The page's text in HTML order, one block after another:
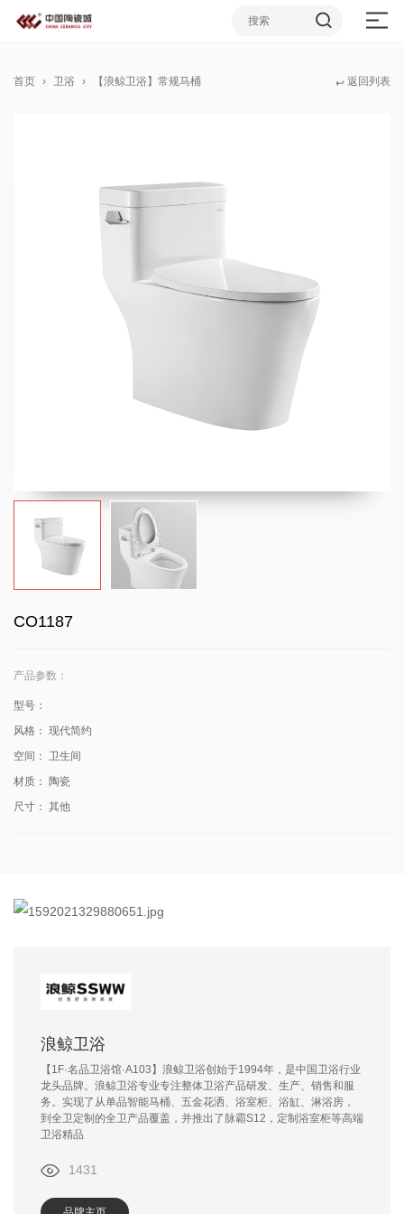
首页 卫浴 【浪鲸卫浴】常规马桶 ↩ 返回列表
CO1187
产品参数：
型号：
风格： 现代简约
空间： 卫生间
材质：
陶瓷
尺寸： 其他
浪鲸卫浴
【1F·名品卫浴馆·A103】浪鲸卫浴创始于1994年，是中国卫浴行业
龙头品牌。浪鲸卫浴专业专注整体卫浴产品研发、生产、销售和服
务。实现了从单品智能马桶、五金花洒、浴室柜、浴缸、淋浴房，
到全卫定制的全卫产品覆盖，并推出了脉霸S12，定制浴室柜等高端
卫浴精品
1431